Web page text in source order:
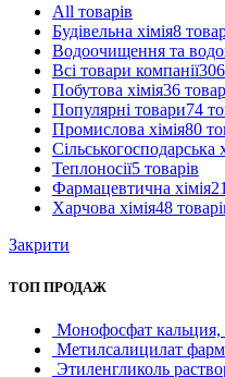
All товарів
Будівельна хімія8
Водоочищення та
Всі товари компанії
Побутова хімія36
Популярні товари74
Промислова хімія80
Сільськогосподарська
Теплоносії5 товарів
Фармацевтична хімія
Харчова хімія48
Закрити
ТОП ПРОДАЖ
Монофосфат кальция,
Метилсалицилат
Этиленгликоль